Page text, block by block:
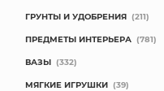
ГРУНТЫ И УДОБРЕНИЯ (211)
ПРЕДМЕТЫ ИНТЕРЬЕРА (781)
ВАЗЫ (332)
МЯГКИЕ ИГРУШКИ (39)